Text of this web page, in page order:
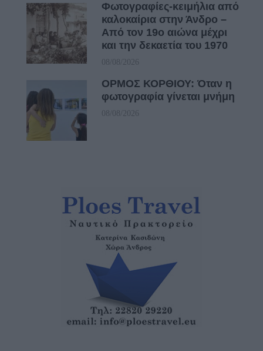
Φωτογραφίες-κειμήλια από
καλοκαίρια στην Άνδρο –
Από τον 19ο αιώνα μέχρι
και την δεκαετία του 1970
08/08/2026
ΟΡΜΟΣ ΚΟΡΘΙΟΥ: Όταν η
φωτογραφία γίνεται μνήμη
08/08/2026